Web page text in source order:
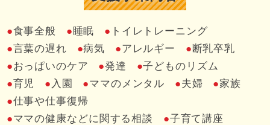
食事全般 睡眠
トイレトレーニング
言葉の遅れ
病気 アレルギー
断乳卒乳
おっぱいのケア
発達
子どものリズム
育児
入園 ママのメンタル 夫婦
家族
仕事や仕事復帰
ママの健康などに関する相談
子育て講座